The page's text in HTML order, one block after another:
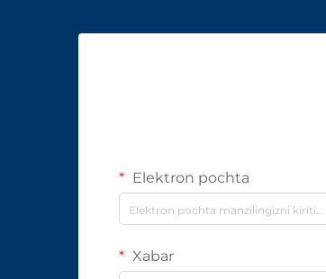
Elektron pochta
Xabar